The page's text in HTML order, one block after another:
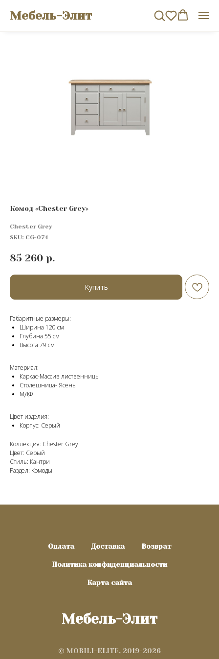
Мебель-Элит
Комод «Chester Grey»
Chester Grey
SKU: CG-074
85 260 р.
Купить
Габаритные размеры:
Ширина 120 см
Глубина 55 см
Высота 79 см
Материал:
Каркас-Массив лиственницы
Cтолешница- Ясень
МДФ
Цвет изделия:
Корпус: Серый
Коллекция: Chester Grey
Цвет: Серый
Стиль: Кантри
Раздел: Комоды
Оплата Доставка Возврат
Политика конфиденциальности
Карта сайта
Мебель-Элит
© MOBILI-ELITE, 2019-2026